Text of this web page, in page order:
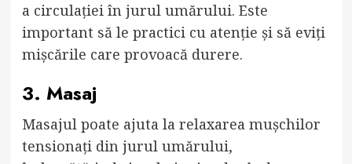
a circulației în jurul umărului. Este
important să le practici cu atenție și să eviți
mișcările care provoacă durere.
3. Masaj
Masajul poate ajuta la relaxarea mușchilor
tensionați din jurul umărului,